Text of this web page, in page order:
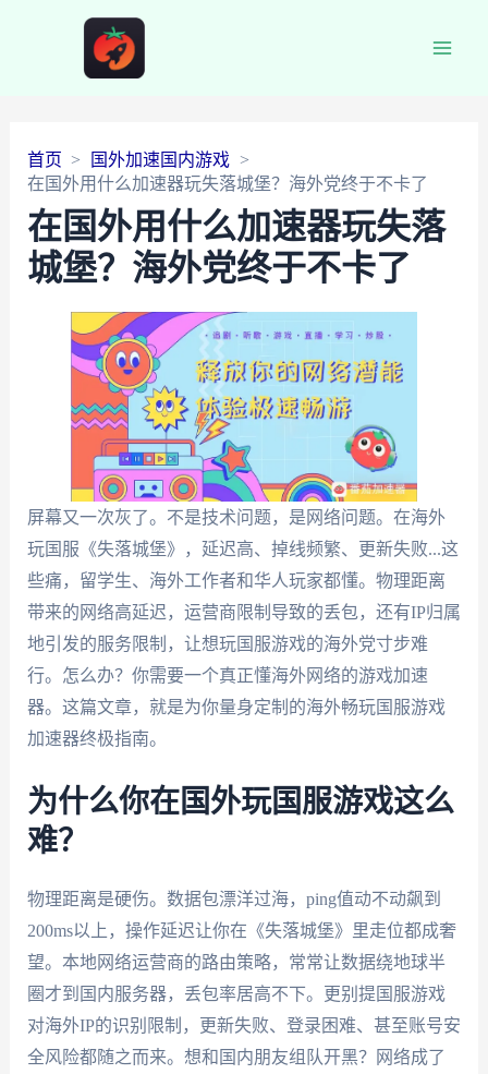
首页
国外加速国内游戏
在国外用什么加速器玩失落城堡？海外党终于不卡了
在国外用什么加速器玩失落
城堡？海外党终于不卡了
屏幕又一次灰了。不是技术问题，是网络问题。在海外
玩国服《失落城堡》，延迟高、掉线频繁、更新失败...这
些痛，留学生、海外工作者和华人玩家都懂。物理距离
带来的网络高延迟，运营商限制导致的丢包，还有IP归属
地引发的服务限制，让想玩国服游戏的海外党寸步难
行。怎么办？你需要一个真正懂海外网络的游戏加速
器。这篇文章，就是为你量身定制的海外畅玩国服游戏
加速器终极指南。
为什么你在国外玩国服游戏这么
难？
物理距离是硬伤。数据包漂洋过海，ping值动不动飙到
200ms以上，操作延迟让你在《失落城堡》里走位都成奢
望。本地网络运营商的路由策略，常常让数据绕地球半
圈才到国内服务器，丢包率居高不下。更别提国服游戏
对海外IP的识别限制，更新失败、登录困难、甚至账号安
全风险都随之而来。想和国内朋友组队开黑？网络成了